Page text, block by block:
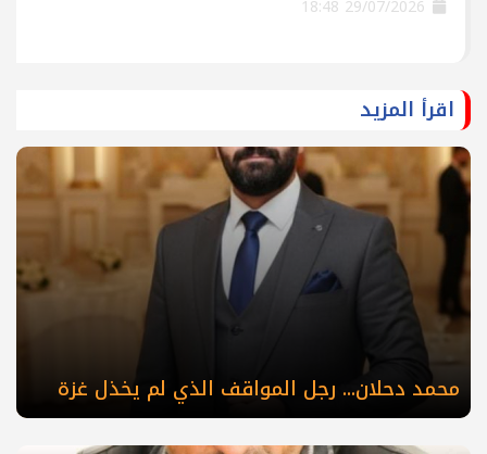
اقرأ المزيد
محمد دحلان... رجل المواقف الذي لم يخذل غزة